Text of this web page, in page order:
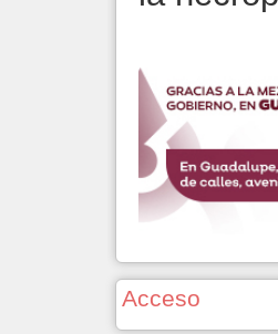
Acceso